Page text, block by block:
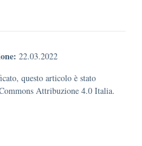
22.03.2022
questo articolo è stato
Attribuzione 4.0 Italia.